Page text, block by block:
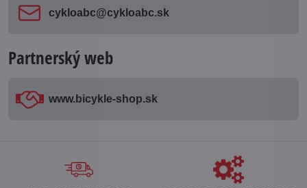
cykloabc​@cykloabc​.sk
Partnerský web
www​.bicykle-shop​.sk